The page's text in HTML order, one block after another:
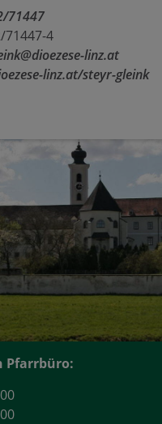
71447
71447-4
linz.at
linz.at/steyr-gleink
Pfarrbüro: